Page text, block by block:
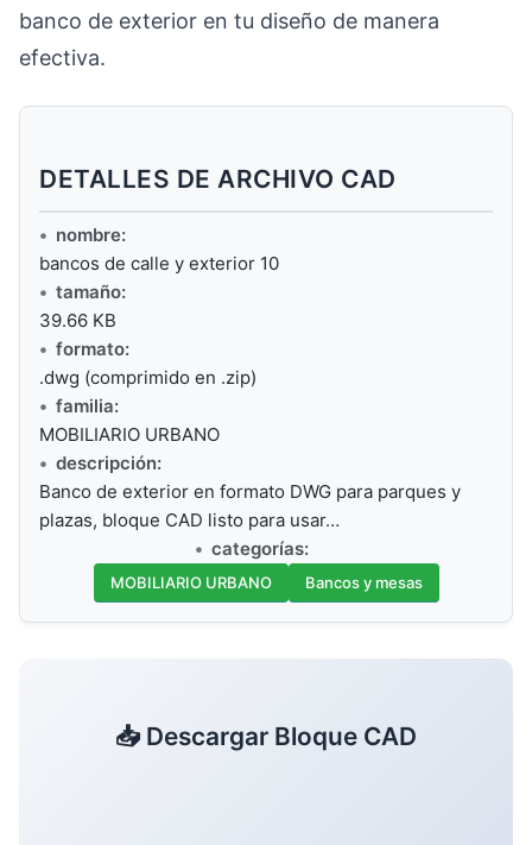
banco de exterior en tu diseño de manera
efectiva.
DETALLES DE ARCHIVO CAD
nombre:
bancos de calle y exterior 10
tamaño:
39.66 KB
formato:
.dwg (comprimido en .zip)
familia:
MOBILIARIO URBANO
descripción:
Banco de exterior en formato DWG para parques y
plazas, bloque CAD listo para usar…
categorías:
MOBILIARIO URBANO Bancos y mesas
📥 Descargar Bloque CAD